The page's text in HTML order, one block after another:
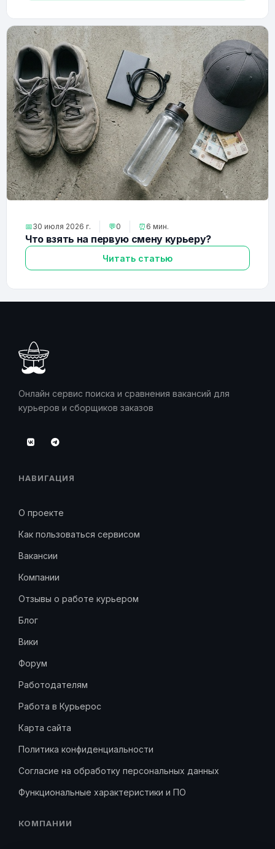
📅30 июля 2026 г. 💬0 ⏰ 6 мин.
Что взять на первую смену курьеру?
Читать статью
Онлайн сервис поиска и сравнения вакансий для
курьеров и сборщиков заказов
НАВИГАЦИЯ
О проекте
Как пользоваться сервисом
Вакансии
Компании
Отзывы о работе курьером
Блог
Вики
Форум
Работодателям
Работа в Курьерос
Карта сайта
Политика конфиденциальности
Согласие на обработку персональных данных
Функциональные характеристики и ПО
КОМПАНИИ